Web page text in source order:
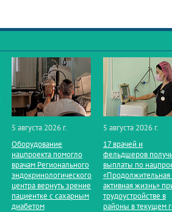
5 августа 2026 г.
Оборудование
нацпроекта помогло
врачам Регионального
эндокринологического
центра вернуть зрение
пациентке с сахарным
диабетом
5 августа 2026 г.
17 врачей и
фельдшеров
выплаты по
«Продолжительная
активная жизнь»
трудоустройстве в
районы в текущем